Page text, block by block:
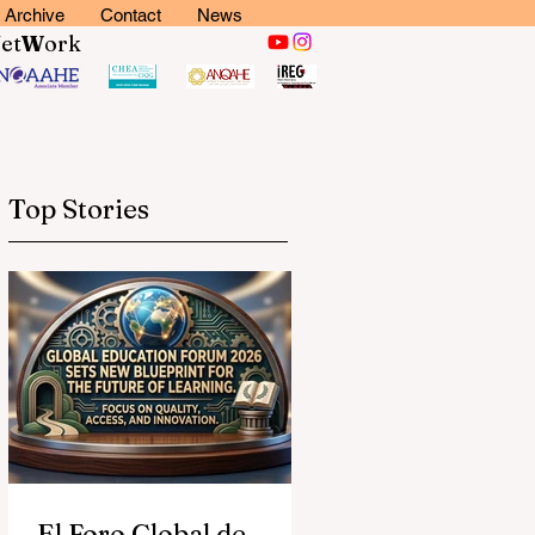
Archive Contact News
etWork
Top Stories